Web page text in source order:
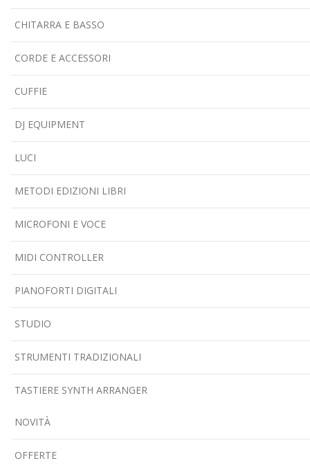
CHITARRA E BASSO
CORDE E ACCESSORI
CUFFIE
DJ EQUIPMENT
LUCI
METODI EDIZIONI LIBRI
MICROFONI E VOCE
MIDI CONTROLLER
PIANOFORTI DIGITALI
STUDIO
STRUMENTI TRADIZIONALI
TASTIERE SYNTH ARRANGER
NOVITÀ
OFFERTE